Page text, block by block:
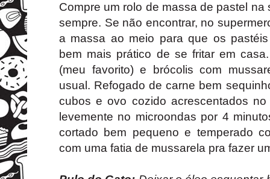
Compre um rolo de massa de pastel
sempre. Se não encontrar, no
a massa ao meio para que os
bem mais prático de se fritar em
(meu favorito) e brócolis com
usual. Refogado de carne bem
cubos e ovo cozido acrescentados
levemente no microondas por 4
cortado bem pequeno e temperado
com uma fatia de mussarela pra fazer